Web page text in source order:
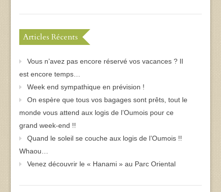
Articles Récents
Vous n’avez pas encore réservé vos vacances ? Il
est encore temps…
Week end sympathique en prévision !
On espère que tous vos bagages sont prêts, tout le
monde vous attend aux logis de l’Oumois pour ce
grand week-end !!
Quand le soleil se couche aux logis de l’Oumois !!
Whaou…
Venez découvrir le « Hanami » au Parc Oriental